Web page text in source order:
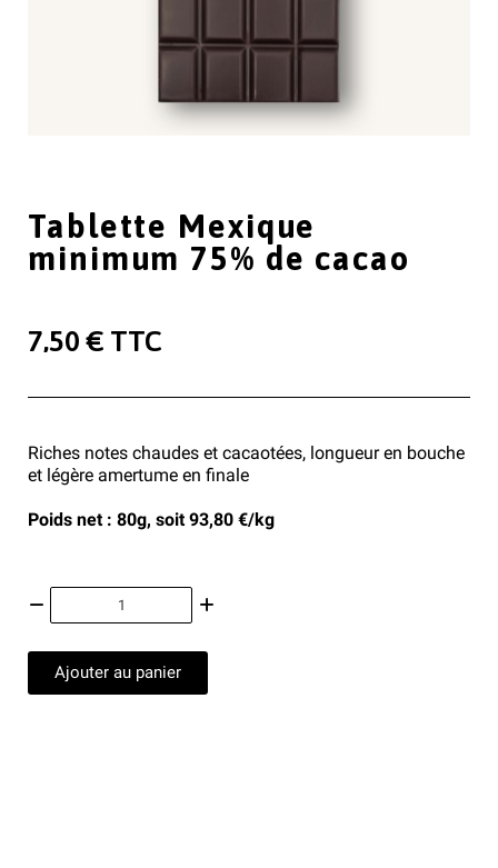
Tablette Mexique
minimum 75% de cacao
7,50 € TTC
Riches notes chaudes et cacaotées, longueur en bouche
et légère amertume en finale
Poids net : 80g, soit 93,80 €/kg
Ajouter au panier